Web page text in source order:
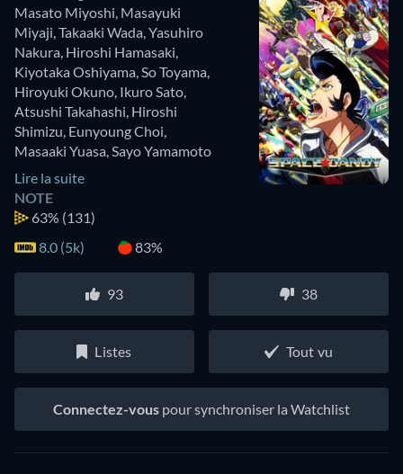
Masato Miyoshi, Masayuki
Miyaji,Takaaki Wada,Yasuhiro
Nakura, Hiroshi Hamasaki,
Kiyotaka Oshiyama,So Toyama,
Hiroyuki Okuno, Ikuro Sato,
Atsushi Takahashi, Hiroshi
Shimizu, Eunyoung Choi,
Masaaki Yuasa,Sayo Yamamoto
Lire la suite
NOTE
63% (131)
8.0 (5k)
83%
93 38
Listes Tout vu
Connectez-vous pour synchroniser la Watchlist